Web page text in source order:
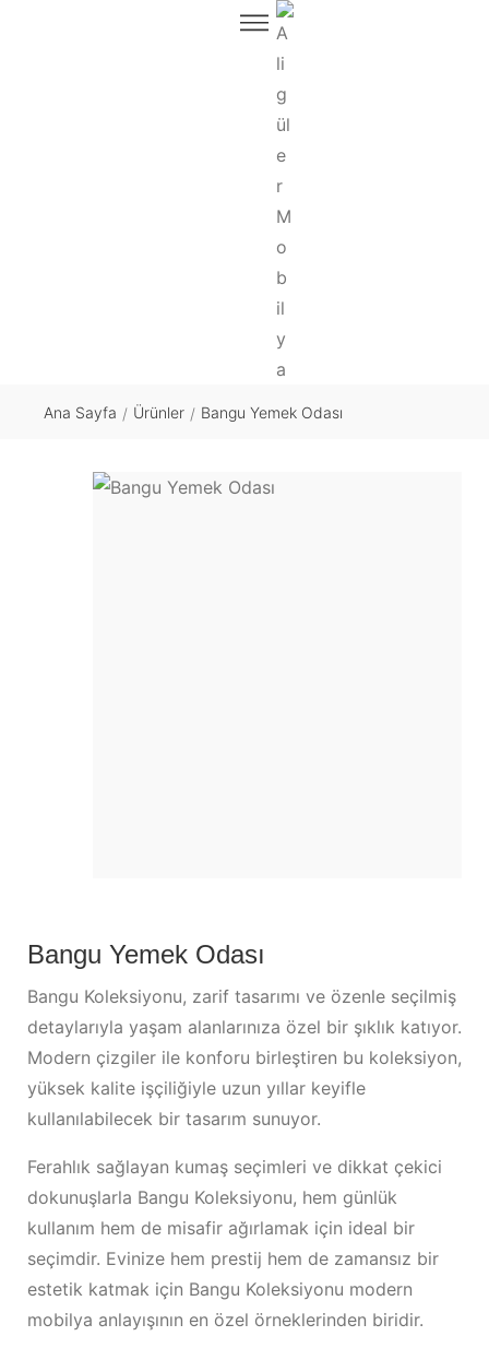
Ana Sayfa / Ürünler / Bangu Yemek Odası
Bangu Yemek Odası
Bangu Koleksiyonu, zarif tasarımı ve özenle seçilmiş
detaylarıyla yaşam alanlarınıza özel bir şıklık katıyor.
Modern çizgiler ile konforu birleştiren bu koleksiyon,
yüksek kalite işçiliğiyle uzun yıllar keyifle
kullanılabilecek bir tasarım sunuyor.
Ferahlık sağlayan kumaş seçimleri ve dikkat çekici
dokunuşlarla Bangu Koleksiyonu, hem günlük
kullanım hem de misafir ağırlamak için ideal bir
seçimdir. Evinize hem prestij hem de zamansız bir
estetik katmak için Bangu Koleksiyonu modern
mobilya anlayışının en özel örneklerinden biridir.